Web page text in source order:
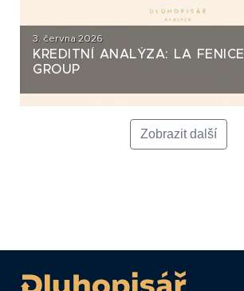
3. června 2026
KREDITNÍ ANALÝZA: LA FENICE
GROUP
Zobrazit další